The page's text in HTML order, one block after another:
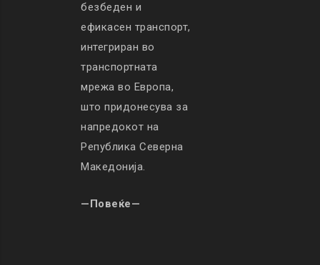
безбеден и
ефикасен транспорт,
интегриран во
транспортната
мрежа во Европа,
што придонесува за
напредокот на
Република Северна
Македонија.
—Повеќе—